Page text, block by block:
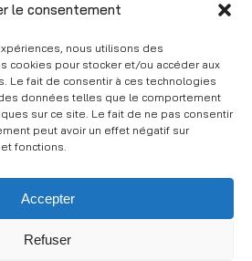
le consentement
nous utilisons des
cookies pour stocker et/ou accéder aux
Le fait de consentir à ces technologies
données telles que le comportement
sur ce site. Le fait de ne pas consentir
peut avoir un effet négatif sur
fonctions.
Accepter
Refuser
: +33 (0)6 03 89 44 04
mentions légales